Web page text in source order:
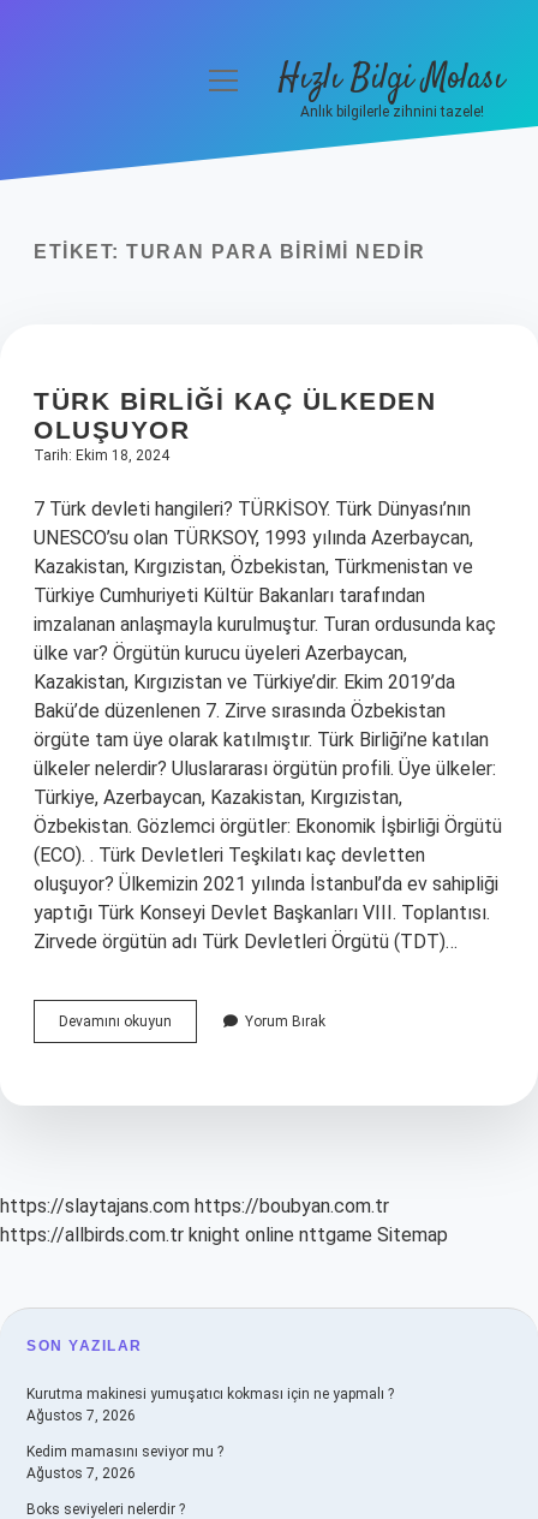
Yasal Uyarı
menüyüHızlı Bilgi Molası
Anlık bilgilerle zihnini tazele!
ETIKET: TURAN PARA BIRIMI NEDIR
TÜRK BIRLIĞI KAÇ ÜLKEDEN
OLUŞUYOR
Tarih: Ekim 18, 2024
7 Türk devleti hangileri? TÜRKİSOY. Türk Dünyası’nın
UNESCO’su olan TÜRKSOY, 1993 yılında Azerbaycan,
Kazakistan, Kırgızistan, Özbekistan, Türkmenistan ve
Türkiye Cumhuriyeti Kültür Bakanları tarafından
imzalanan anlaşmayla kurulmuştur. Turan ordusunda kaç
ülke var? Örgütün kurucu üyeleri Azerbaycan,
Kazakistan, Kırgızistan ve Türkiye’dir. Ekim 2019’da
Bakü’de düzenlenen 7. Zirve sırasında Özbekistan
örgüte tam üye olarak katılmıştır. Türk Birliği’ne katılan
ülkeler nelerdir? Uluslararası örgütün profili. Üye ülkeler:
Türkiye, Azerbaycan, Kazakistan, Kırgızistan,
Özbekistan. Gözlemci örgütler: Ekonomik İşbirliği Örgütü
(ECO). . Türk Devletleri Teşkilatı kaç devletten
oluşuyor? Ülkemizin 2021 yılında İstanbul’da ev sahipliği
yaptığı Türk Konseyi Devlet Başkanları VIII. Toplantısı.
Zirvede örgütün adı Türk Devletleri Örgütü (TDT)…
Devamını okuyun
Birliği
Oluşuyor
Yorum Bırak
https://slaytajans.com https://boubyan.com.tr
https://allbirds.com.tr knight online nttgame Sitemap
SIDEBAR
SON YAZILAR
Kurutma makinesi yumuşatıcı kokması için ne yapmalı ?
Ağustos 7, 2026
Kedim mamasını seviyor mu ?
Ağustos 7, 2026
Boks seviyeleri nelerdir ?